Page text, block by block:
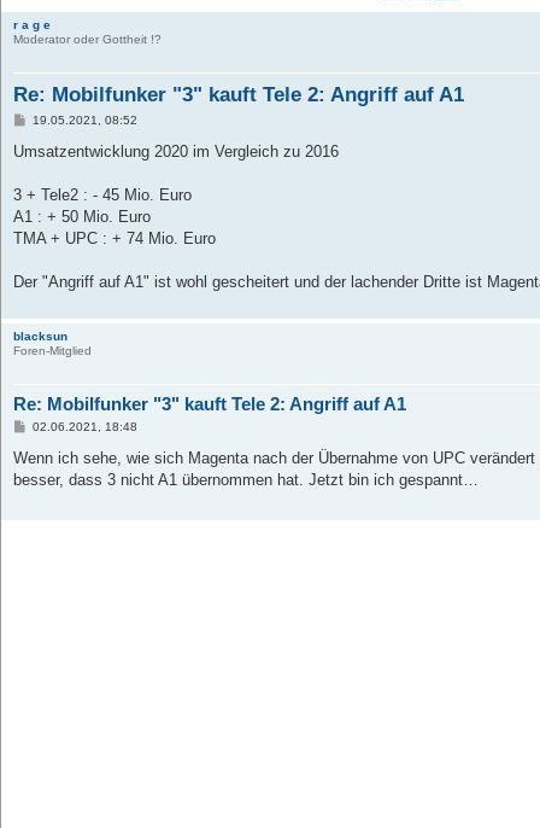
r a g e
Moderator oder Gottheit !?
Re: Mobilfunker "3" kauft Tele 2: Angriff auf A1
B
i
a
19.05.2021, 08:52
Umsatzentwicklung 2020 im Vergleich zu 2016
3 + Tele2 : - 45 Mio. Euro
A1 : + 50 Mio. Euro
TMA + UPC : + 74 Mio. Euro
Der "Angriff auf A1" ist wohl gescheitert und der lachender Dritte ist
blacksun
Foren-Mitglied
Re: Mobilfunker "3" kauft Tele 2: Angriff auf A1
B
i
r
02.06.2021, 18:48
Wenn ich sehe, wie sich Magenta nach der Übernahme von UPC
besser, dass 3 nicht A1 übernommen hat. Jetzt bin ich gespannt…